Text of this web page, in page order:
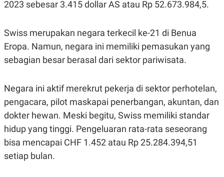
2023 sebesar 3.415 dollar AS atau Rp 52.673.984,5.
Swiss merupakan negara terkecil ke-21 di Benua
Eropa. Namun, negara ini memiliki pemasukan yang
sebagian besar berasal dari sektor pariwisata.
Negara ini aktif merekrut pekerja di sektor perhotelan,
pengacara, pilot maskapai penerbangan, akuntan, dan
dokter hewan. Meski begitu, Swiss memiliki standar
hidup yang tinggi. Pengeluaran rata-rata seseorang
bisa mencapai CHF 1.452 atau Rp 25.284.394,51
setiap bulan.